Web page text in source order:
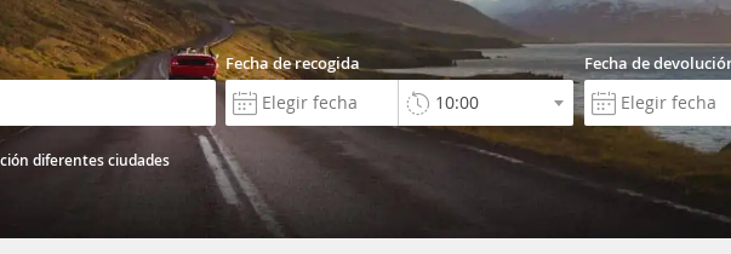
diferentes ciudades
Fecha de recogida Fecha de